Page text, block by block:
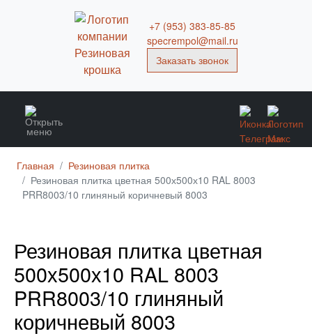
Главная
Резиновая плитка
Резиновая плитка цветная 500х500х10 RAL 8003
PRR8003/10 глиняный коричневый 8003
Резиновая плитка цветная
500х500х10 RAL 8003
PRR8003/10 глиняный
коричневый 8003
+7 (953) 383-85-85
specrempol@mail.ru
Заказать звонок